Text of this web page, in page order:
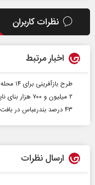
نظرات کاربران
اخبار مرتبط
طرح بازآفرینی برای ۱۴ محله در بندرعباس آماده شده است
۲ میلیون و ۷۰۰ هزار بنای ناپایدار در کشور وجود دارد
۴۳ درصد بندرعباس در بافت فرسوده است
ارسال نظرات